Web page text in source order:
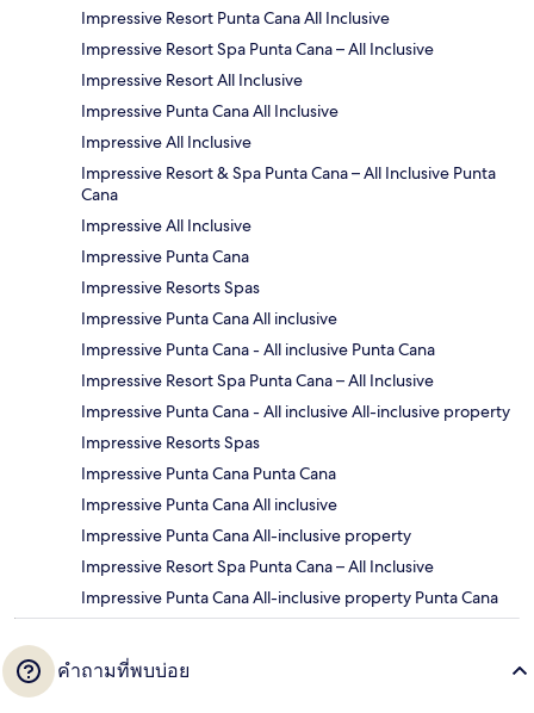
Impressive Resort Punta Cana All Inclusive
Impressive Resort Spa Punta Cana – All Inclusive
Impressive Resort All Inclusive
Impressive Punta Cana All Inclusive
Impressive All Inclusive
Impressive Resort & Spa Punta Cana – All Inclusive Punta
Cana
Impressive All Inclusive
Impressive Punta Cana
Impressive Resorts Spas
Impressive Punta Cana All inclusive
Impressive Punta Cana - All inclusive Punta Cana
Impressive Resort Spa Punta Cana – All Inclusive
Impressive Punta Cana - All inclusive All-inclusive property
Impressive Resorts Spas
Impressive Punta Cana Punta Cana
Impressive Punta Cana All inclusive
Impressive Punta Cana All-inclusive property
Impressive Resort Spa Punta Cana – All Inclusive
Impressive Punta Cana All-inclusive property Punta Cana
คำถามที่พบบ่อย